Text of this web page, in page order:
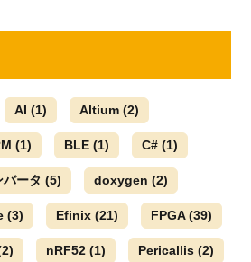
AI (1) Altium (2)
(1) BLE (1) C# (1)
ータ (5) doxygen (2)
(3) Efinix (21) FPGA(39)
nRF52 (1) Pericallis (2)